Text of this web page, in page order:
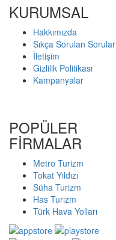
KURUMSAL
Hakkımızda
Sıkça Sorulan Sorular
İletişim
Gizlilik Politikası
Kampanyalar
POPÜLER
FİRMALAR
Metro Turizm
Tokat Yıldızı
Süha Turizm
Has Turizm
Türk Hava Yolları